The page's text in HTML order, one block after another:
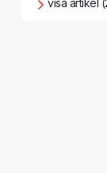
visa artikel